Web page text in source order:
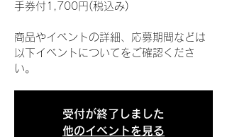
手券付1,700円(税込み)
商品やイベントの詳細、応募期間などは
以下イベントについてをご確認くださ
い。
受付が終了しました
他のイベントを見る